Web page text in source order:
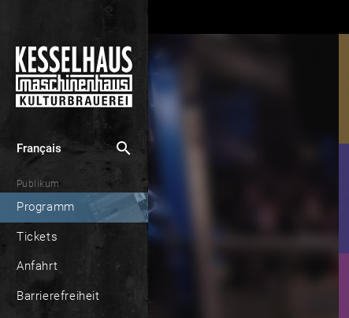
Français search
Publikum
Programm
Tickets
Anfahrt
Barrierefreiheit